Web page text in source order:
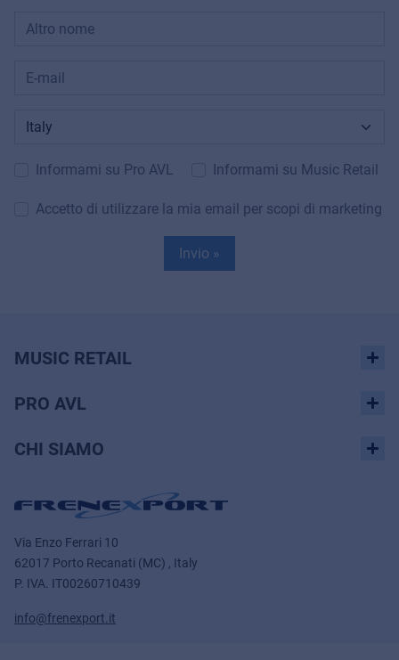
Informami su Pro AVL Informami su Music Retail
Accetto di utilizzare la mia email per scopi di marketing
Invio »
MUSIC RETAIL
PRO AVL
CHI SIAMO
Via Enzo Ferrari 10
62017 Porto Recanati (MC) , Italy
P. IVA. IT00260710439
info@frenexport.it